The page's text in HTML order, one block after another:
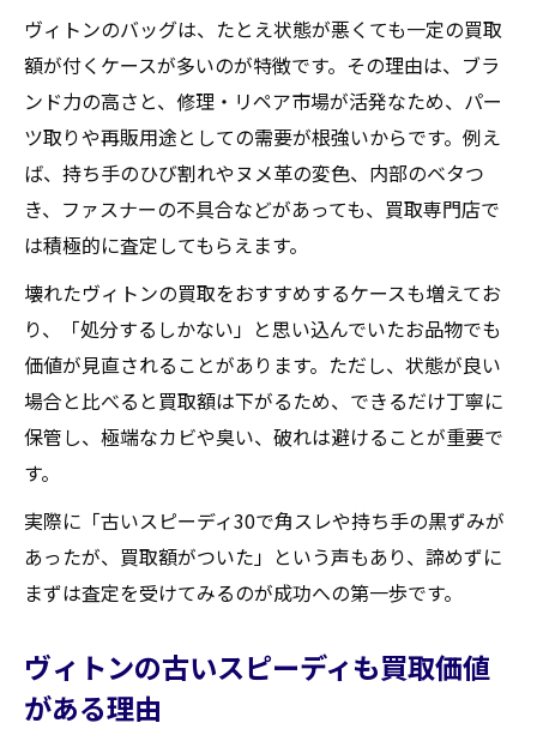
ヴィトンのバッグは、たとえ状態が悪くても一定の買取
額が付くケースが多いのが特徴です。その理由は、ブラ
ンド力の高さと、修理・リペア市場が活発なため、パー
ツ取りや再販用途としての需要が根強いからです。例え
ば、持ち手のひび割れやヌメ革の変色、内部のベタつ
き、ファスナーの不具合などがあっても、買取専門店で
は積極的に査定してもらえます。
壊れたヴィトンの買取をおすすめするケースも増えてお
り、「処分するしかない」と思い込んでいたお品物でも
価値が見直されることがあります。ただし、状態が良い
場合と比べると買取額は下がるため、できるだけ丁寧に
保管し、極端なカビや臭い、破れは避けることが重要で
す。
実際に「古いスピーディ30で角スレや持ち手の黒ずみが
あったが、買取額がついた」という声もあり、諦めずに
まずは査定を受けてみるのが成功への第一歩です。
ヴィトンの古いスピーディも買取価値
がある理由